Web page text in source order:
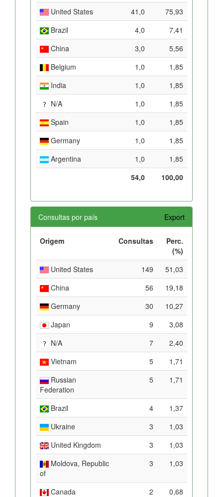
United States 41,0
75,93
Brazil
4,0
7,41
China
3,0
5,56
Belgium
1,0
1,85
India
1,0
1,85
N/A
1,0
1,85
Spain
1,0
1,85
Germany
1,0
1,85
Argentina
1,0
1,85
54,0
100,00
Consultas por país Export
Origem Consultas
Perc.
(%)
United States
149
51,03
China
56
19,18
Germany
30
10,27
Japan
9
3,08
N/A
7
2,40
Vietnam
5
1,71
Russian
Federation
5 1,71
Brazil 4
1,37
Ukraine
3
1,03
United Kingdom
3
1,03
Moldova, Republic
of
3 1,03
Canada 2
0,68